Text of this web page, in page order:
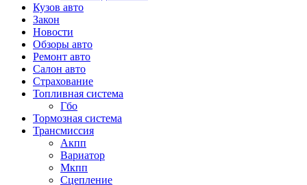
Кузов авто
Закон
Новости
Обзоры авто
Ремонт авто
Салон авто
Страхование
Топливная система
Гбо
Тормозная система
Трансмиссия
Акпп
Вариатор
Мкпп
Сцепление